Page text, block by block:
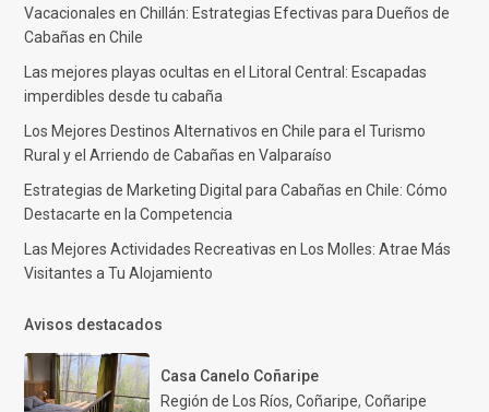
Vacacionales en Chillán: Estrategias Efectivas para Dueños de
Cabañas en Chile
Las mejores playas ocultas en el Litoral Central: Escapadas
imperdibles desde tu cabaña
Los Mejores Destinos Alternativos en Chile para el Turismo
Rural y el Arriendo de Cabañas en Valparaíso
Estrategias de Marketing Digital para Cabañas en Chile: Cómo
Destacarte en la Competencia
Las Mejores Actividades Recreativas en Los Molles: Atrae Más
Visitantes a Tu Alojamiento
Avisos destacados
Casa Canelo Coñaripe
Región de Los Ríos, Coñaripe, Coñaripe